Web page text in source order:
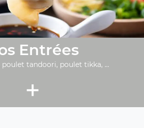
Entrées
poulet tandoori, poulet tikka, ...
+